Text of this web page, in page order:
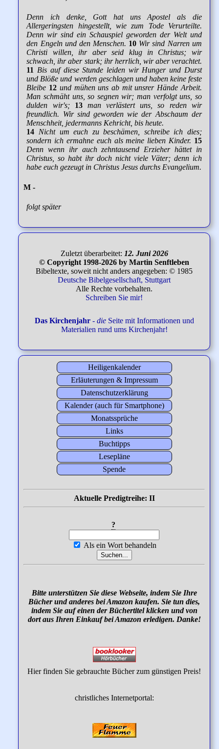
Denn ich denke, Gott hat uns Apostel als die
Allergeringsten hingestellt, wie zum Tode Verurteilte.
Denn wir sind ein Schauspiel geworden der Welt und
den Engeln und den Menschen. 10 Wir sind Narren um
Christi willen, ihr aber seid klug in Christus; wir
schwach, ihr aber stark; ihr herrlich, wir aber verachtet.
11 Bis auf diese Stunde leiden wir Hunger und Durst
und Blöße und werden geschlagen und haben keine feste
Bleibe 12 und mühen uns ab mit unsrer Hände Arbeit.
Man schmäht uns, so segnen wir; man verfolgt uns, so
dulden wir's;
13
man verlästert uns, so reden wir
freundlich. Wir sind geworden wie der Abschaum der
Menschheit, jedermanns Kehricht, bis heute.
14 Nicht um euch zu beschämen, schreibe ich dies;
sondern ich ermahne euch als meine lieben Kinder. 15
Denn wenn ihr auch zehntausend Erzieher hättet in
Christus, so habt ihr doch nicht viele Väter; denn ich
habe euch gezeugt in Christus Jesus durchs Evangelium.
M -
folgt später
Zuletzt überarbeitet: 12. Juni 2026
© Copyright 1998-2026 by Martin Senftleben
Bibeltexte, soweit nicht anders angegeben: © 1985
Deutsche Bibelgesellschaft, Stuttgart
Alle Rechte vorbehalten.
Schreiben Sie mir!
Das Kirchenjahr- dieSeite mit Informationen und
Materialien rund ums Kirchenjahr!
Heiligenkalender
Erläuterungen & Impressum
Datenschutzerklärung
Kalender (auch für Smartphone)
Monatssprüche
Links
Buchtipps
Lesepläne
Spende
Aktuelle Predigtreihe: II
?
Als ein Wort behandeln
Bitte unterstützen Sie diese Webseite, indem Sie Ihre
Bücher und anderes bei Amazon kaufen. Sie tun dies,
indem Sie auf einen der Büchertitel klicken und von
dort aus Ihren Einkauf bei Amazon erledigen. Danke!
Hier finden Sie gebrauchte Bücher zum günstigen Preis!
christliches Internetportal: